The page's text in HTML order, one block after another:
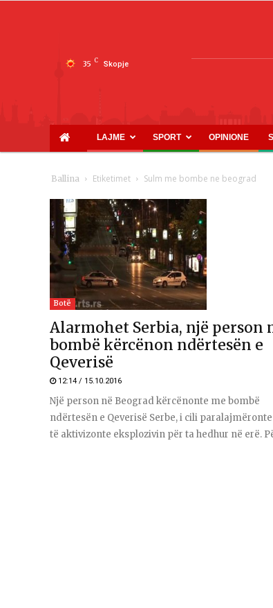
35 C Skopje
LAJME SPORT OPINIONE
Ballina Etiketimet Sulm me bombe ne beograd
Botë
Alarmohet Serbia, një person
bombë kërcënon ndërtesën e
Qeverisë
12:14 / 15.10.2016
Një person në Beograd kërcënonte me bombë
ndërtesën e Qeverisë Serbe, i cili
të aktivizonte eksplozivin për ta hedhur në erë.